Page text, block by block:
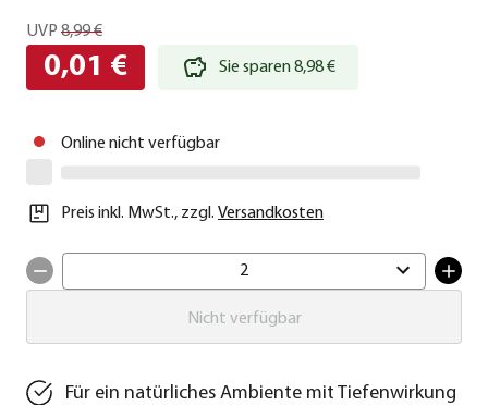
UVP 8,99 €
0,01 € Sie sparen 8,98 €
Online nicht verfügbar
Preis inkl. MwSt., zzgl. Versandkosten
2
Nicht verfügbar
Für ein natürliches Ambiente mit Tiefenwirkung